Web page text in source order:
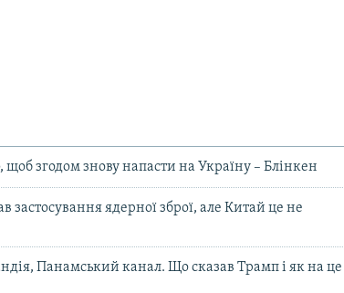
згодом знову напасти на Україну – Блінкен
застосування ядерної зброї, але Китай це не
Панамський канал. Що сказав Трамп і як на це